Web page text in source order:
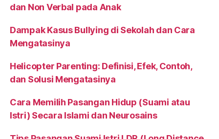
dan Non Verbal pada Anak
Dampak Kasus Bullying di Sekolah dan Cara
Mengatasinya
Helicopter Parenting: Definisi, Efek, Contoh,
dan Solusi Mengatasinya
Cara Memilih Pasangan Hidup (Suami atau
Istri) Secara Islami dan Neurosains